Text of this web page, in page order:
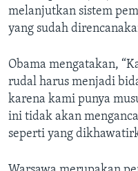
melanjutkan sistem
yang sudah
Obama mengatakan,
rudal harus menjadi
karena kami punya
ini tidak akan
seperti yang